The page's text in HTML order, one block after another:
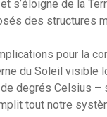
s’éloigne de la
des structures
pour la
du Soleil
degrés Celsius
tout notre